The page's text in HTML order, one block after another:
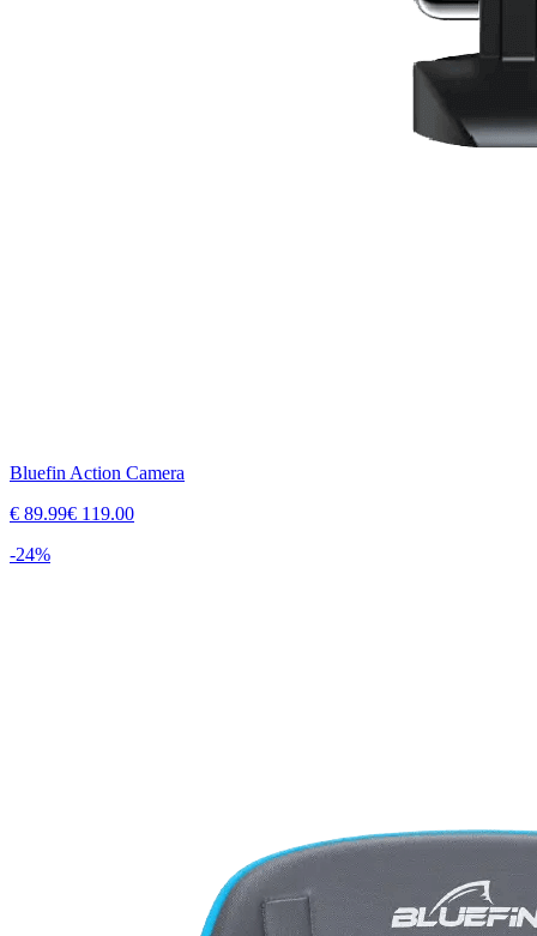
Bluefin Action Camera
€ 89.99€ 119.00
-24%